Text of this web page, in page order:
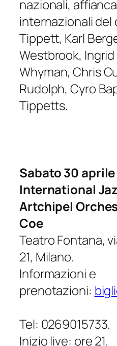
nazionali,
internazionali del
Tippett, Karl
Westbrook,
Whyman, Chris
Rudolph, Cyro
Tippetts.
Sabato 30 aprile
International
Artchipel
Coe
Teatro Fontana,
21, Milano.
Informazioni e
prenotazioni:
Tel: 0269015733.
Inizio live: ore 21.